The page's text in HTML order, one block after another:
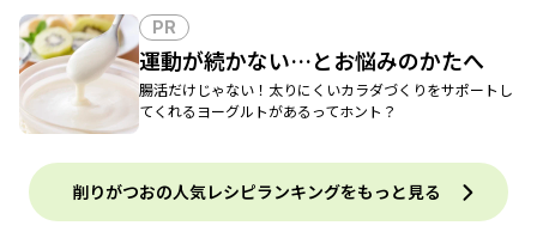
PR
運動が続かない…とお悩みのかたへ
腸活だけじゃない！太りにくいカラダづくりをサポートし
てくれるヨーグルトがあるってホント？
削りがつおの人気レシピランキングをもっと見る